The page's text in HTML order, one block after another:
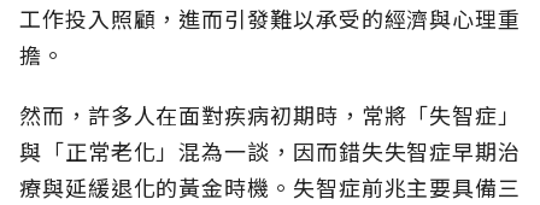
工作投入照顧，進而引發難以承受的經濟與心理重
擔。
然而，許多人在面對疾病初期時，常將「失智症」
與「正常老化」混為一談，因而錯失失智症早期治
療與延緩退化的黃金時機。失智症前兆主要具備三